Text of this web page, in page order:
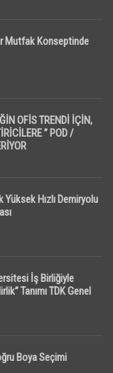
Mutfak Konseptinde
OFİS TRENDİ İÇİN,
” POD /
Hızlı Demiryolu
İş Birliğiyle
Tanımı TDK Genel
Boya Seçimi